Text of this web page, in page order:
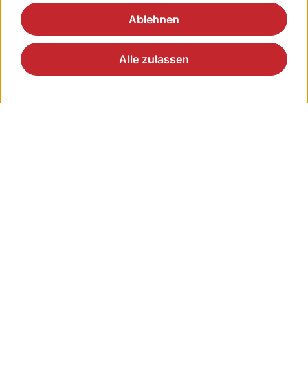
Nachricht
* Pflichtfeld
Ich habe dieDatenschutzerklärunggelesen und
Es existieren eventuell notwendige Kurse, die Sie
Ablehnen
Alle zulassen